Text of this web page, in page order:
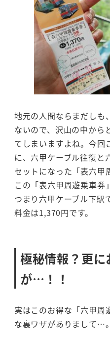
地元の人間ならまだしも
ないので、沢山の中から
てしまいますよね。今回
に、六甲ケーブル往復と
セットになった「表六甲
この「表六甲周遊乗車券
つまり六甲ケーブル下駅
料金は1,370円です。
極秘情報？更に
が…！！
実はこのお得な「六甲周
な裏ワザがありまして…。